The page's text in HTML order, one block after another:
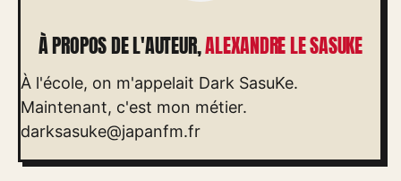
À PROPOS DE L'AUTEUR,ALEXANDRE LE SASUKE
À l'école, on m'appelait Dark SasuKe.
Maintenant, c'est mon métier.
darksasuke@japanfm.fr